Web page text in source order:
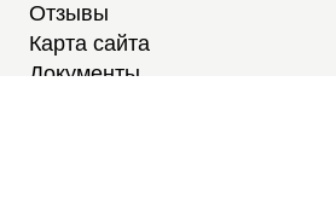
Отзывы
Карта сайта
Документы